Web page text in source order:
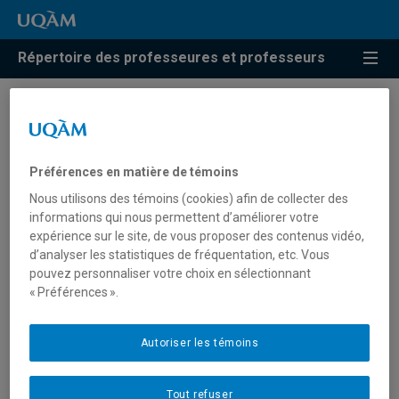
Répertoire des professeures et professeurs
Résultats de recherche pour
l’enseignement des arts »
Faucher, Christine
faucher.christine@uqam.ca
Préférences en matière de témoins
Nous utilisons des témoins (cookies) afin de collecter des
informations qui nous permettent d’améliorer votre
expérience sur le site, de vous proposer des contenus vidéo,
d’analyser les statistiques de fréquentation, etc. Vous
pouvez personnaliser votre choix en sélectionnant
« Préférences ».
Tout refuser
Autoriser les témoins